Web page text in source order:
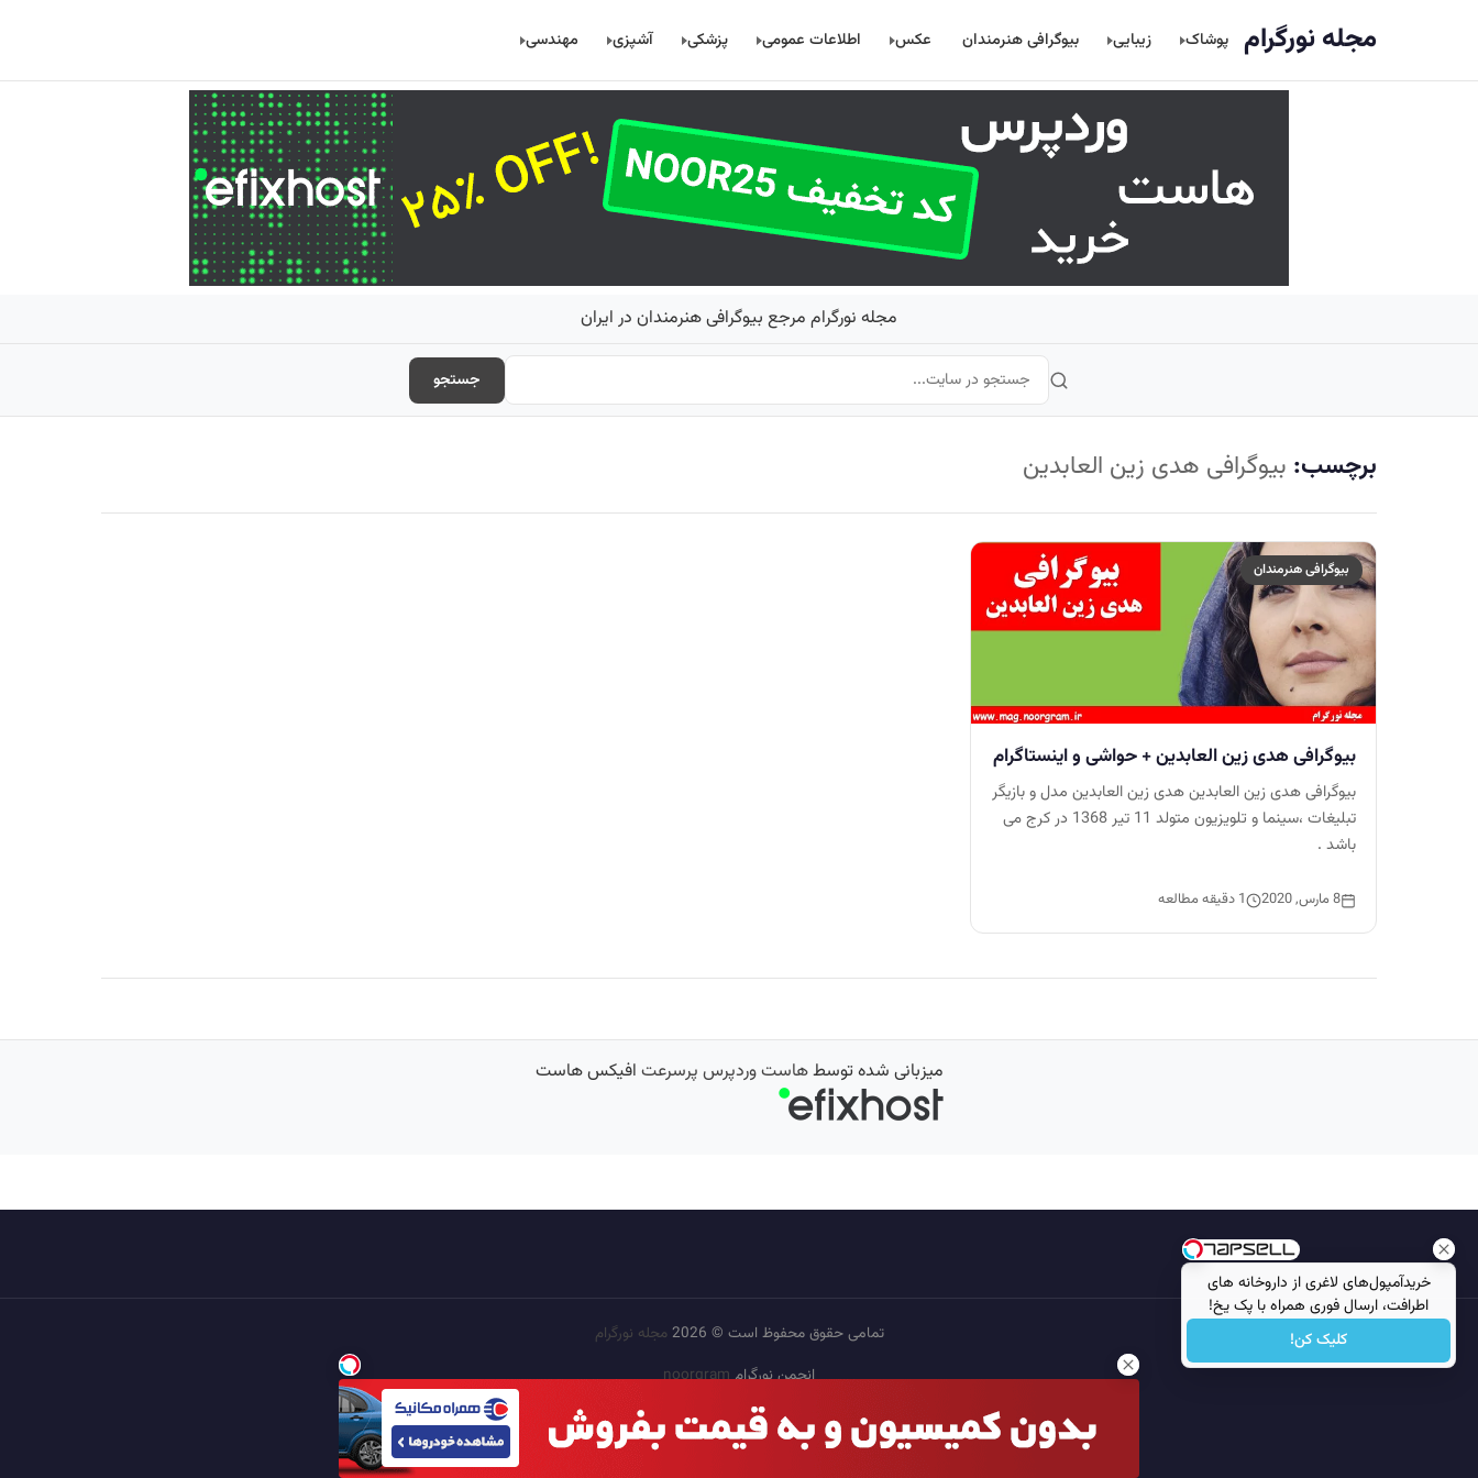
خریدآمپول‌های لاغری از داروخانه های
اطرافت، ارسال فوری همراه با پک یخ!
کلیک کن!
مجله نورگرام پوشاک زیبایی بیوگرافی هنرمندان عکس اطلاعات عمومی پزشکی آشپزی مهندسی
مجله نورگرام مرجع بیوگرافی هنرمندان در ایران
جستجو
برچسب: بیوگرافی هدی زین العابدین
بیوگرافی هنرمندان
بیوگرافی هدی زین العابدین + حواشی و اینستاگرام
بیوگرافی هدی زین العابدین هدی زین العابدین مدل و بازیگر
تبلیغات ،سینما و تلویزیون متولد 11 تیر 1368 در کرج می
باشد .
8 مارس, 2020 1 دقیقه مطالعه
میزبانی شده توسطهاست وردپرس پرسرعت افیکس هاست
تمامی حقوق محفوظ است © 2026
مجله نورگرام
انجمن نورگرامnoorgram
بانک عکس
سایت هم معنی